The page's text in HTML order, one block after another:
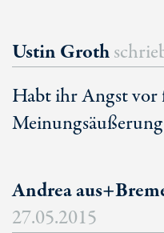
Ustin Groth
Habt ihr Angst vor
Andrea
27.05.2015